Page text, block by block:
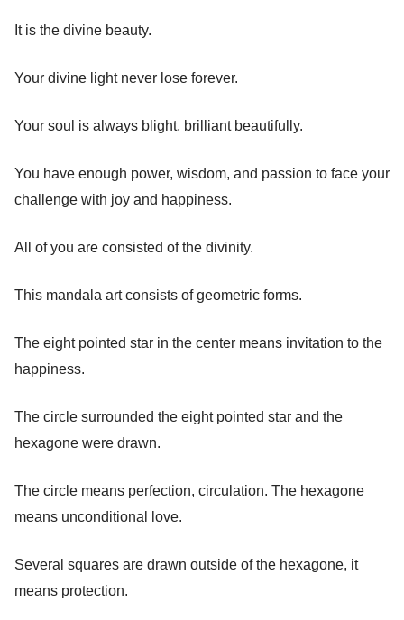
It is the divine beauty.
Your divine light never lose forever.
Your soul is always blight, brilliant beautifully.
You have enough power, wisdom, and passion to face your
challenge with joy and happiness.
All of you are consisted of the divinity.
This mandala art consists of geometric forms.
The eight pointed star in the center means invitation to the
happiness.
The circle surrounded the eight pointed star and the
hexagone were drawn.
The circle means perfection, circulation. The hexagone
means unconditional love.
Several squares are drawn outside of the hexagone, it
means protection.